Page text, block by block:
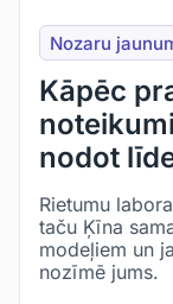
Nozaru
Kāpēc
nodot
Rietumu
taču Ķīna
modeļiem un
nozīmē jums.